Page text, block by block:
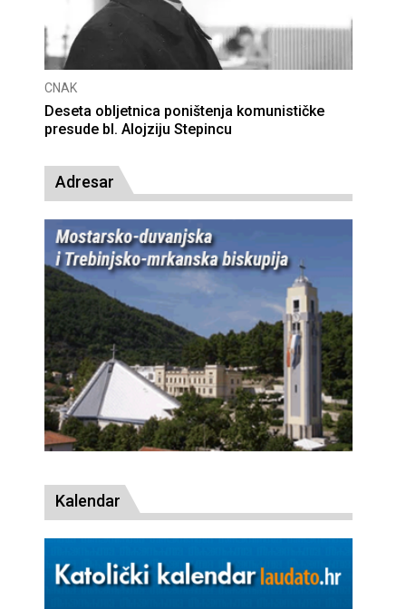
CNAK
Deseta obljetnica poništenja komunističke
presude bl. Alojziju Stepincu
Adresar
Kalendar